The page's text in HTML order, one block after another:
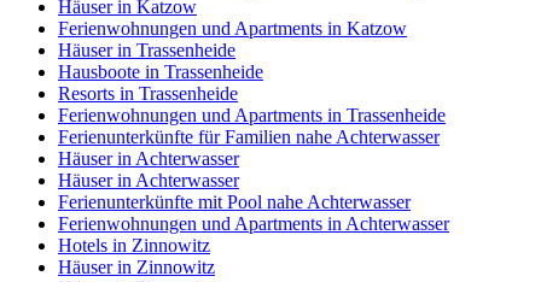
Häuser in Katzow
Ferienwohnungen und Apartments in Katzow
Häuser in Trassenheide
Hausboote in Trassenheide
Resorts in Trassenheide
Ferienwohnungen und Apartments in Trassenheide
Ferienunterkünfte für Familien nahe Achterwasser
Häuser in Achterwasser
Häuser in Achterwasser
Ferienunterkünfte mit Pool nahe Achterwasser
Ferienwohnungen und Apartments in Achterwasser
Hotels in Zinnowitz
Häuser in Zinnowitz